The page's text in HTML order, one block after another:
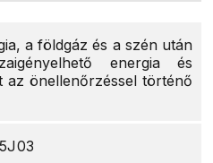
a földgáz és a szén után
energia és
az önellenőrzéssel történő